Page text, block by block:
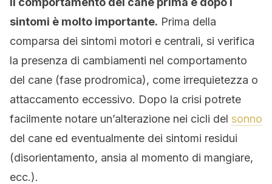
sintomi è molto importante. Prima della
comparsa dei sintomi motori e centrali, si verifica
la presenza di cambiamenti nel comportamento
del cane (fase prodromica), come irrequietezza o
attaccamento eccessivo. Dopo la crisi potrete
facilmente notare un’alterazione nei cicli del sonno
del cane ed eventualmente dei sintomi residui
(disorientamento, ansia al momento di mangiare,
ecc.).